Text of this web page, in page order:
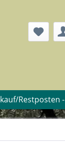
Restposten -